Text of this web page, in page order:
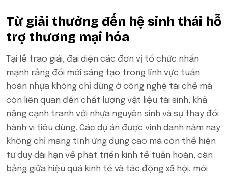
Từ giải thưởng đến hệ sinh thái hỗ
trợ thương mại hóa
Tại lễ trao giải, đại diện các đơn vị tổ chức nhấn
mạnh rằng đổi mới sáng tạo trong lĩnh vực tuần
hoàn nhựa không chỉ dừng ở công nghệ tái chế mà
còn liên quan đến chất lượng vật liệu tái sinh, khả
năng cạnh tranh với nhựa nguyên sinh và sự thay đổi
hành vi tiêu dùng. Các dự án được vinh danh năm nay
không chỉ mang tính ứng dụng cao mà còn thể hiện
tư duy dài hạn về phát triển kinh tế tuần hoàn, cân
bằng giữa hiệu quả kinh tế và tác động xã hội, môi